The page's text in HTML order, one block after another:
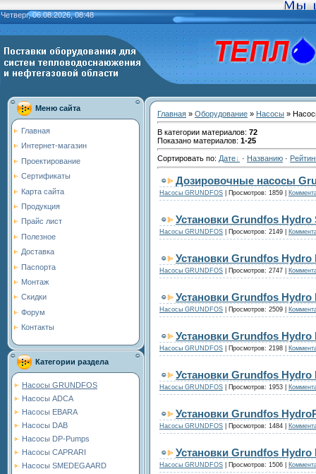
Четверг, 06.08.2026, 08:48
Меню сайта
Главная
Интернет-магазин
Проектирование
Сертификаты
Карта сайта
Продукция
Прайс лист
Полезное
Доставка
Паспорта
Монтаж
Скидки
Форум
Контакты
Категории раздела
Насосы GRUNDFOS
Насосы ADCA
Насосы EBARA
Насосы DAB
Насосы DP-Pumps
Насосы CAPRARI
Насосы SMEDEGAARD
Главная » Оборудование » Насосы »
В категории материалов: 72
Показано материалов: 1-25
Сортировать по: Дате · Названию ·
Дозировочные насосы
Насосы GRUNDFOS Просмотров: 1859
Установки Grundfos Hydro
Насосы GRUNDFOS Просмотров: 2149
Установки Grundfos Hydro
Насосы GRUNDFOS Просмотров: 2747
Установки Grundfos Hydro
Насосы GRUNDFOS Просмотров: 2509
Установки Grundfos Hydro
Насосы GRUNDFOS Просмотров: 2198
Установки Grundfos Hydro
Насосы GRUNDFOS Просмотров: 1953
Установки Grundfos
Насосы GRUNDFOS Просмотров: 1484
Установки Grundfos Hydro
Насосы GRUNDFOS Просмотров: 1506